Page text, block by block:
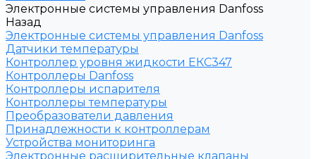
Электронные системы управления Danfoss
Назад
Электронные системы управления Danfoss
Датчики температуры
Контроллер уровня жидкости ЕКС347
Контроллеры Danfoss
Контроллеры испарителя
Контроллеры температуры
Преобразователи давления
Принадлежности к контроллерам
Устройства мониторинга
Электронные расширительные клапаны